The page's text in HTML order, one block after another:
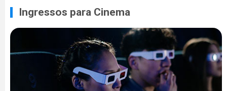
Ingressos para Cinema